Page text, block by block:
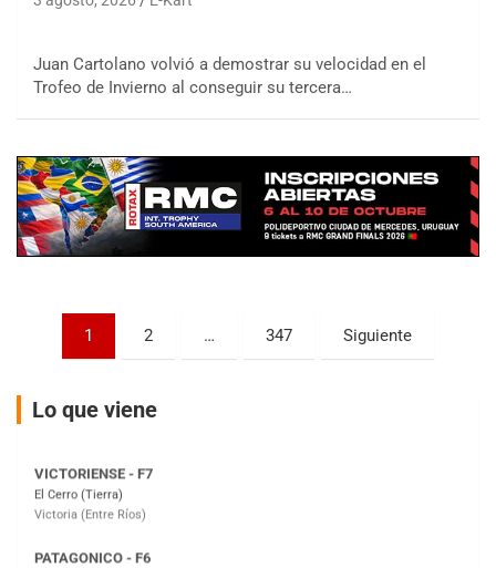
Juan Cartolano volvió a demostrar su velocidad en el
Trofeo de Invierno al conseguir su tercera…
Paginación
entradas
1 2 … 347 Siguiente
Lo que viene
COBERTURA ESPECIAL DE E-KART.COM.AR
08/09-AGO
IAME SERIES ARGENTINA 6
Baradero (Buenos Aires)
KDO - F6
Ciudad de Trenque Lauquen (Asfalto)
Trenque Lauquen (Buenos Aires)
Parque de la Velocidad (Asfalto)
Villaguay (Entre Ríos)
Victoria (Entre Ríos)
Moto Club Reginense (Tierra)
Gral. E. Godoy (Río Negro)
Juventud Unida (Tierra)